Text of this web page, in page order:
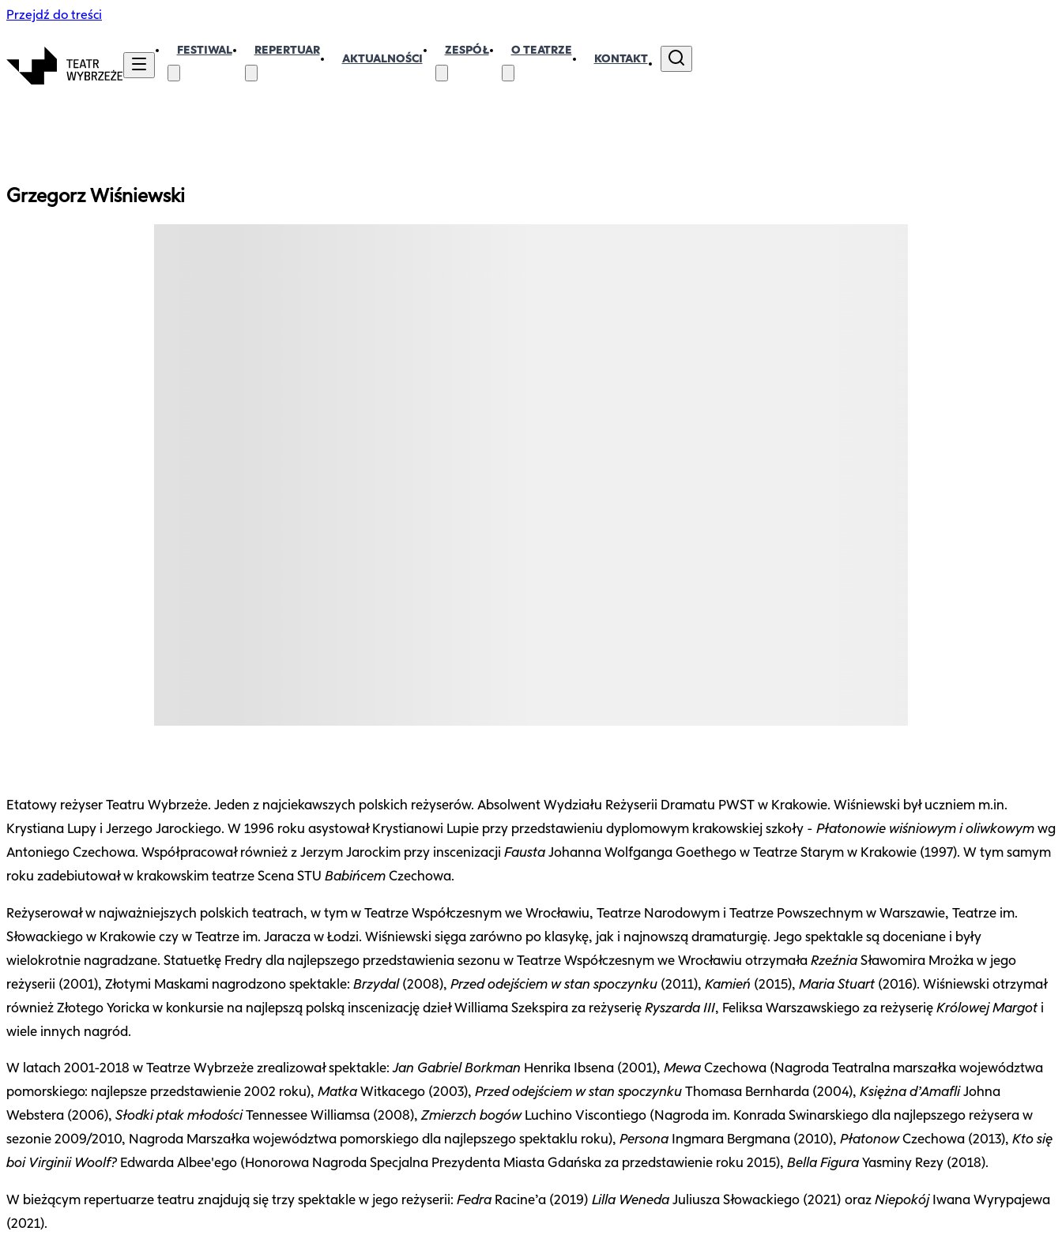
Przejdź do treści
FESTIWAL REPERTUAR
AKTUALNOŚCI
ZESPÓŁ O TEATRZE
KONTAKT
GrzegorzWiśniewski
Etatowy reżyser Teatru Wybrzeże. Jeden z najciekawszych polskich reżyserów. Absolwent Wydziału Reżyserii Dramatu PWST w Krakowie. Wiśniewski był uczniem m.in.
Krystiana Lupy i Jerzego Jarockiego. W 1996 roku asystował Krystianowi Lupie przy przedstawieniu dyplomowym krakowskiej szkoły - Płatonowie wiśniowym i oliwkowymwg
Antoniego Czechowa. Współpracował również z Jerzym Jarockim przy inscenizacji FaustaJohanna Wolfganga Goethego w Teatrze Starym w Krakowie (1997). W tym samym
roku zadebiutował w krakowskim teatrze Scena STU BabińcemCzechowa.
Reżyserował w najważniejszych polskich teatrach, w tym w Teatrze Współczesnym we Wrocławiu, Teatrze Narodowym i Teatrze Powszechnym w Warszawie, Teatrze im.
Słowackiego w Krakowie czy w Teatrze im. Jaracza w Łodzi. Wiśniewski sięga zarówno po klasykę, jak i najnowszą dramaturgię. Jego spektakle są doceniane i były
wielokrotnie nagradzane. Statuetkę Fredry dla najlepszego przedstawienia sezonu w Teatrze Współczesnym we Wrocławiu otrzymałaRzeźniaSławomira Mrożka w jego
reżyserii (2001), Złotymi Maskami nagrodzono spektakle: Brzydal(2008), Przed odejściem w stan spoczynku (2011), Kamień (2015), Maria Stuart (2016). Wiśniewski otrzymał
również Złotego Yoricka w konkursie na najlepszą polską inscenizację dzieł Williama Szekspira za reżyserięRyszarda III, Feliksa Warszawskiego za reżyserięKrólowej Margot i
wiele innych nagród.
W latach 2001-2018 w Teatrze Wybrzeże zrealizował spektakle:Jan Gabriel Borkman Henrika Ibsena (2001), MewaCzechowa (Nagroda Teatralna marszałka województwa
pomorskiego: najlepsze przedstawienie 2002 roku), MatkaWitkacego (2003), Przed odejściem w stan spoczynkuThomasa Bernharda (2004), Księżna d’AmafliJohna
Webstera (2006), Słodki ptak młodościTennessee Williamsa (2008),Zmierzch bogówLuchino Viscontiego (Nagroda im. Konrada Swinarskiego dla najlepszego reżysera w
sezonie 2009/2010, Nagroda Marszałka województwa pomorskiego dla najlepszego spektaklu roku), Persona Ingmara Bergmana (2010), PłatonowCzechowa (2013), Kto się
boi Virginii Woolf? Edwarda Albee'ego (Honorowa Nagroda Specjalna Prezydenta Miasta Gdańska za przedstawienie roku 2015), Bella FiguraYasminy Rezy (2018).
W bieżącym repertuarze teatru znajdują się trzy spektakle w jego reżyserii: Fedra Racine’a (2019) Lilla WenedaJuliusza Słowackiego (2021) orazNiepokójIwana Wyrypajewa
(2021).